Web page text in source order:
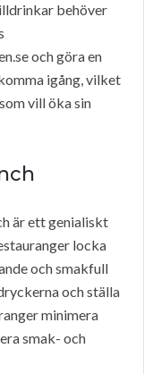
behöver
och göra en
igång, vilket
vill öka sin
är ett genialiskt
locka
och smakfull
och ställa
minimera
smak- och